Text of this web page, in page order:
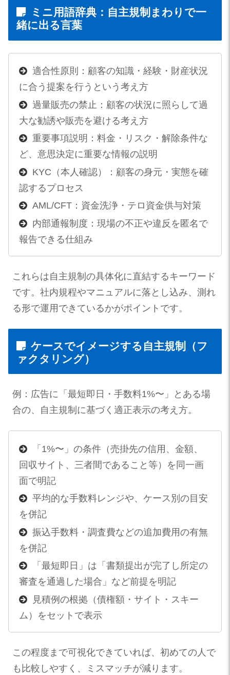
ミニ用語辞典：自主規制まわりで一
緒に出る言葉
適合性原則：顧客の知識・経験・財産状況
に合う提案を行うという考え方
過量販売の禁止：顧客の状況に照らして過
大な勧誘や販売を避ける考え方
重要事項説明：料金・リスク・解除条件な
ど、意思決定に重要な情報の説明
KYC（本人確認）：顧客の身元・実態を確
認するプロセス
AML/CFT：資金洗浄・テロ資金供与対策
内部通報制度：現場の不正や違反を匿名で
報告できる仕組み
これらは自主規制の具体化に直結するキーワード
です。社内規程やマニュアルに落とし込み、測れ
る形で運用できているかがポイントです。
ケースでイメージする自主規制（フ
ァクタリング）
例：広告に「最短即日・手数料1%〜」とある場
合の、自主規制に基づく適正表示の考え方。
「1%〜」の条件（売掛先の信用、金額、
回収サイト、三者間であること等）を同一画
面で明記
平均的な手数料レンジや、ケース別の目安
を併記
振込手数料・調査費などの追加費用の有無
を併記
「最短即日」は「書類提出が完了し所定の
審査を通過した場合」など前提を明記
見積例の根拠（債権額・サイト・スキー
ム）をセットで表示
この程度まで可視化できていれば、初めての人で
も比較しやすく、ミスマッチが減ります。